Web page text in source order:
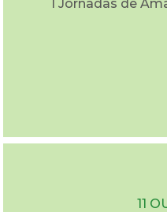
I Jornadas de
11